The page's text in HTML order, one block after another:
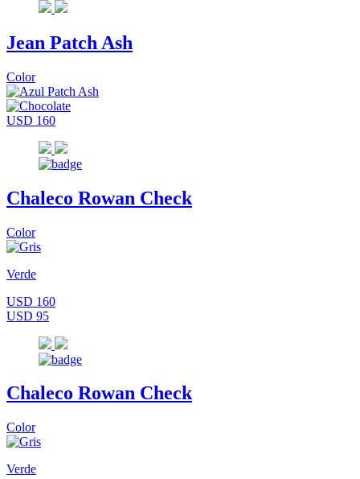
Jean Patch Ash
Color
USD 160
Chaleco Rowan Check
Color
Verde
USD 160
USD 95
Chaleco Rowan Check
Color
Verde